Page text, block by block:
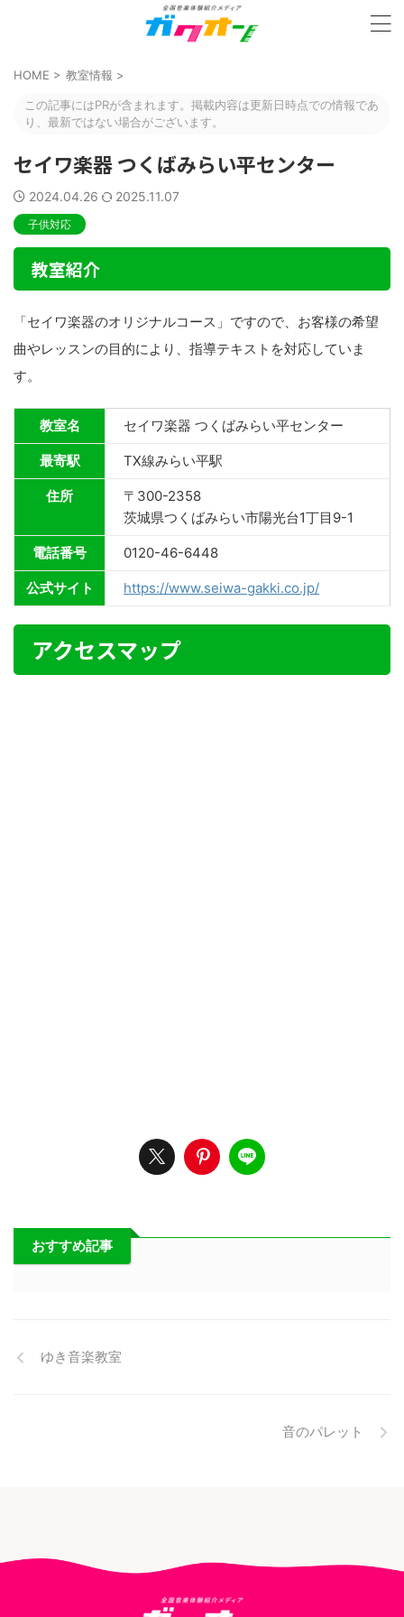
HOME > 教室情報 >
この記事にはPRが含まれます。掲載内容は更新日時点での情報であ
り、最新ではない場合がございます。
セイワ楽器 つくばみらい平センター
2024.04.26 2025.11.07
子供対応
教室紹介
「セイワ楽器のオリジナルコース」ですので、お客様の希望
曲やレッスンの目的により、指導テキストを対応していま
す。
教室名 セイワ楽器 つくばみらい平センター
最寄駅 TX線みらい平駅
住所
〒300-2358
茨城県つくばみらい市陽光台1丁目9-1
電話番号 0120-46-6448
公式サイト https://www.seiwa-gakki.co.jp/
アクセスマップ
おすすめ記事
ゆき音楽教室
音のパレット